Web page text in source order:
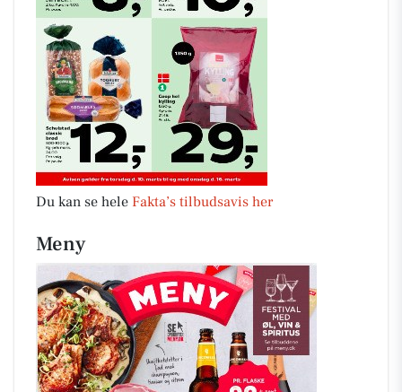
Du kan se hele Fakta’s tilbudsavis her
Meny